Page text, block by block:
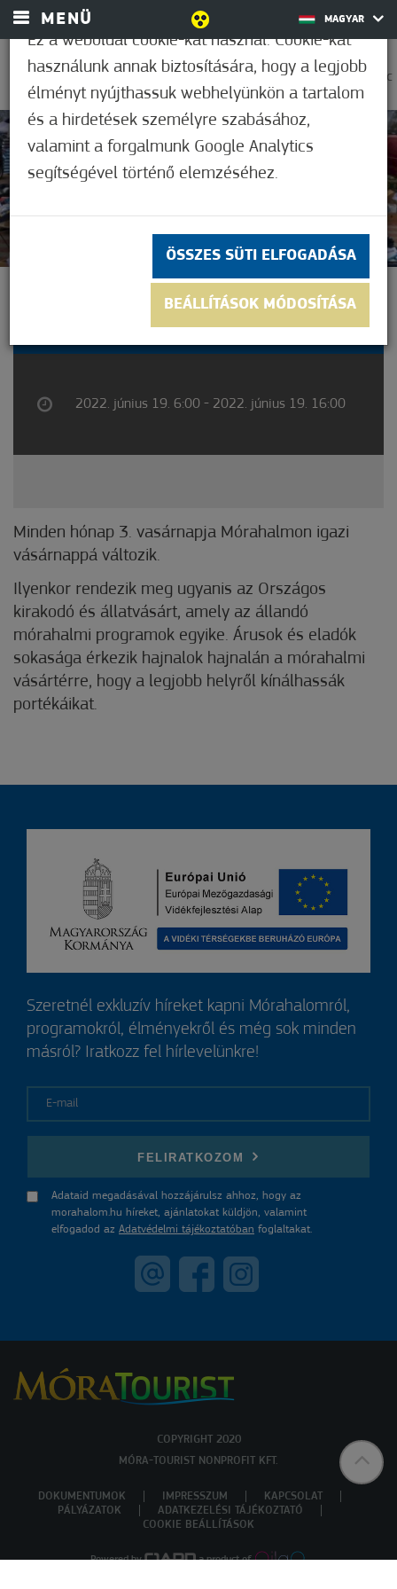
MENÜ MAGYAR
0
38,9°C
Nem értékelt
ORSZÁGOS KIRAKODÓ ÉS
ÁLLATVÁSÁR
2022. június 19. 6:00 - 2022. június 19. 16:00
Minden hónap 3. vasárnapja Mórahalmon igazi
vásárnappá változik.
Ilyenkor rendezik meg ugyanis az Országos
kirakodó és állatvásárt, amely az állandó
mórahalmi programok egyike. Árusok és eladók
sokasága érkezik hajnalok hajnalán a mórahalmi
vásártérre, hogy a legjobb helyről kínálhassák
portékáikat.
Ez a weboldal cookie-kat használ. Cookie-kat
használunk annak biztosítására, hogy a legjobb
élményt nyújthassuk webhelyünkön a tartalom
és a hirdetések személyre szabásához,
valamint a forgalmunk Google Analytics
segítségével történő elemzéséhez.
ÖSSZES SÜTI ELFOGADÁSA
BEÁLLÍTÁSOK MÓDOSÍTÁSA
Szeretnél exkluzív híreket kapni Mórahalomról,
programokról, élményekről és még sok minden
másról? Iratkozz fel hírlevelünkre!
FELIRATKOZOM
Adataid megadásával hozzájárulsz ahhoz, hogy az
morahalom.hu híreket, ajánlatokat küldjön, valamint
elfogadod az Adatvédelmi tájékoztatóban foglaltakat.
COPYRIGHT 2020
MÓRA-TOURIST NONPROFIT KFT.
DOKUMENTUMOK IMPRESSZUM
KAPCSOLAT
PÁLYÁZATOK
ADATKEZELÉSI TÁJÉKOZTATÓ
COOKIE BEÁLLÍTÁSOK
Powered by a product of